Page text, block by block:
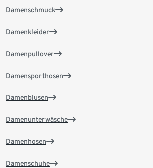
Damenschmuck
Damenkleider
Damenpullover
Damensporthosen
Damenblusen
Damenunterwäsche
Damenhosen
Damenschuhe